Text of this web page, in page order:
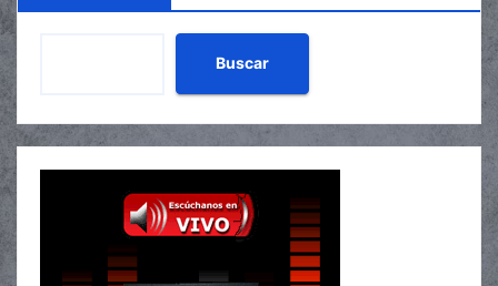
Buscar